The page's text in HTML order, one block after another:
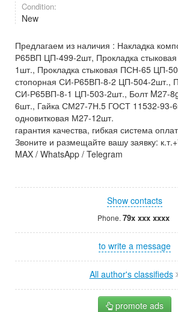
Condition:
New
Предлагаем из наличия : Накладка
Р65ВП ЦП-499-2шт, Прокладка
1шт., Прокладка стыковая ПСН-65 ЦП-
стопорная СИ-Р65ВП-8-2 ЦП-504-2шт.,
СИ-Р65ВП-8-1 ЦП-503-2шт., Болт M27-
6шт., Гайка СМ27-7Н.5 ГОСТ 11532-93-
одновитковая М27-12шт.
гарантия качества, гибкая система
Звоните и размещайте вашу заявку:
MAX / WhatsApp / Telegram
Show contacts
Phone. 79x xxx xxxx
to write a message
All author's classifieds
promote ads